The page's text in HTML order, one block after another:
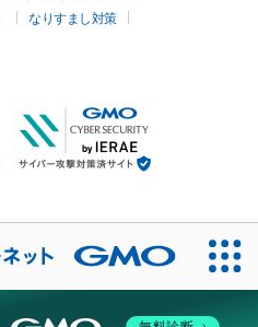
なりすまし対策